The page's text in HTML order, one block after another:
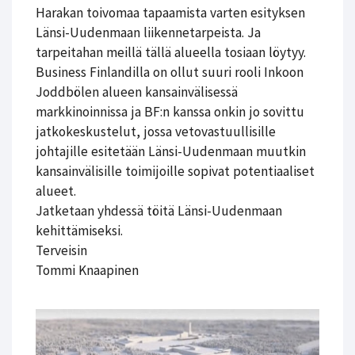
Harakan toivomaa tapaamista varten esityksen
Länsi-Uudenmaan liikennetarpeista. Ja
tarpeitahan meillä tällä alueella tosiaan löytyy.
Business Finlandilla on ollut suuri rooli Inkoon
Joddbölen alueen kansainvälisessä
markkinoinnissa ja BF:n kanssa onkin jo sovittu
jatkokeskustelut, jossa vetovastuullisille
johtajille esitetään Länsi-Uudenmaan muutkin
kansainvälisille toimijoille sopivat potentiaaliset
alueet.
Jatketaan yhdessä töitä Länsi-Uudenmaan
kehittämiseksi.
Terveisin
Tommi Knaapinen